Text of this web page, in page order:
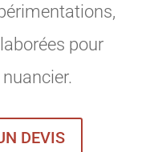
pour
DEVIS